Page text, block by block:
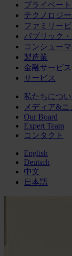
プライベー
テクノロジ
ファミリー
パブリック
コンシュー
製造業
金融サービス
サービス
私たちにつ
メディア&ニ
Our Board
Expert Team
コンタクト
English
Deutsch
中文
日本語